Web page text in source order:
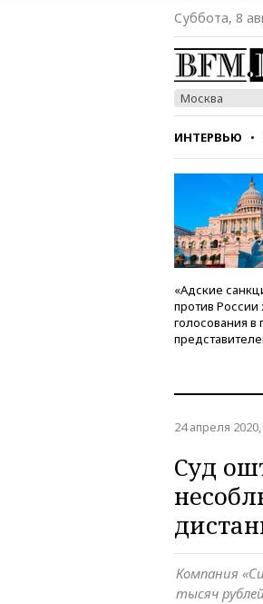
Суббота, 8
Москва
ИНТЕРВЬЮ
СТИЛЬ
«Адские
против России
голосования в
24 апреля
Суд
Компания
тысяч рублей